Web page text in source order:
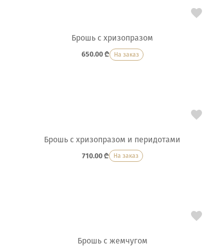
Брошь с хризопразом
650.00₾ На заказ
Брошь с хризопразом и перидотами
710.00₾ На заказ
Брошь с жемчугом